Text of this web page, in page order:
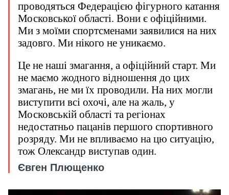
проводяться Федерацією фігурного катання
Московської області. Вони є офіційними.
Ми з моїми спортсменами заявилися на них
задовго. Ми нікого не уникаємо.
Це не наші змагання, а офіційний старт. Ми
не маємо жодного відношення до цих
змагань, не ми їх проводили. На них могли
виступити всі охочі, але на жаль, у
Московській області та регіонах
недостатньо пацанів першого спортивного
розряду. Ми не впливаємо на цю ситуацію,
тож Олександр виступав один.
Євген Плющенко